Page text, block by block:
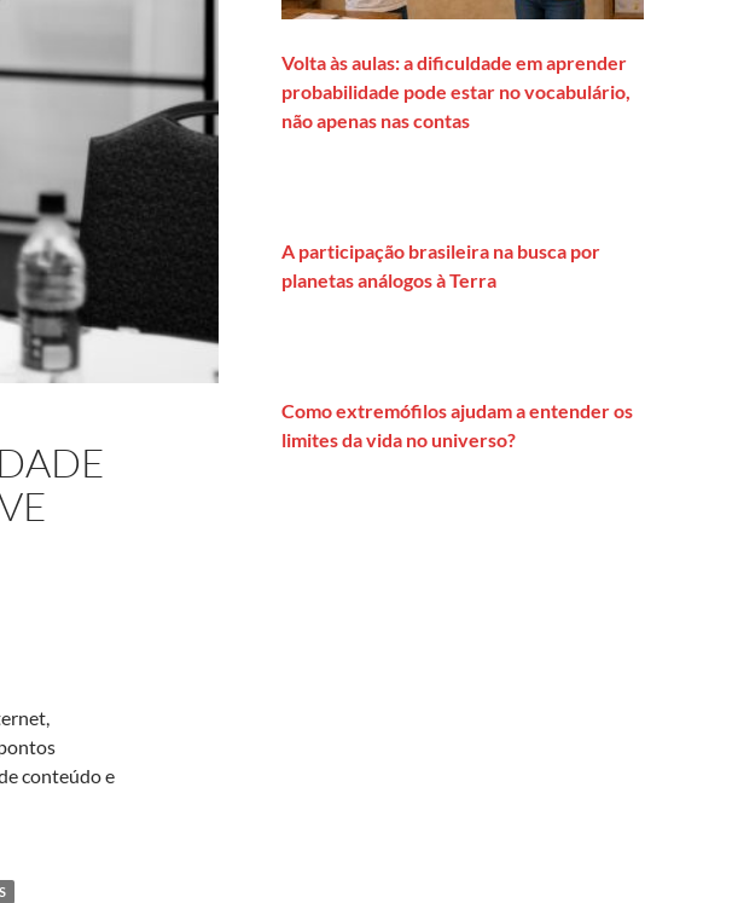
conteúdo e
responsabilidade deve ser ampla e total
Volta às aulas: a dificuldade em aprender
probabilidade pode estar no vocabulário,
não apenas nas contas
A participação brasileira na busca por
planetas análogos à Terra
Como extremófilos ajudam a entender os
limites da vida no universo?